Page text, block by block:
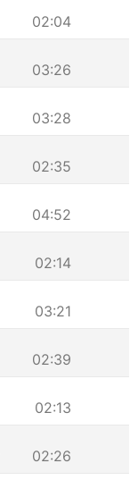
02:04
03:26
03:28
02:35
04:52
02:14
03:21
02:39
02:13
02:26